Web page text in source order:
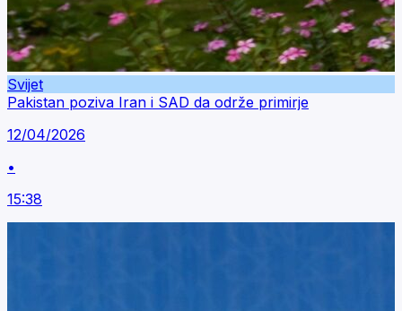
Svijet
Pakistan poziva Iran i SAD da održe primirje
12/04/2026
•
15:38